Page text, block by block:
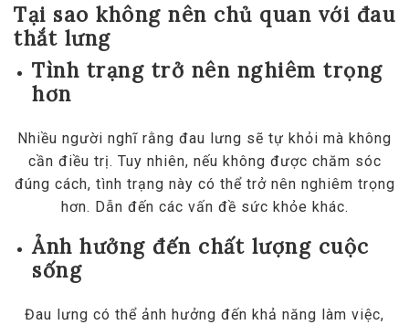
Tại sao không nên chủ quan với đau
thắt lưng
Tình trạng trở nên nghiêm trọng
hơn
Nhiều người nghĩ rằng đau lưng sẽ tự khỏi mà không
cần điều trị. Tuy nhiên, nếu không được chăm sóc
đúng cách, tình trạng này có thể trở nên nghiêm trọng
hơn. Dẫn đến các vấn đề sức khỏe khác.
Ảnh hưởng đến chất lượng cuộc
sống
Đau lưng có thể ảnh hưởng đến khả năng làm việc,